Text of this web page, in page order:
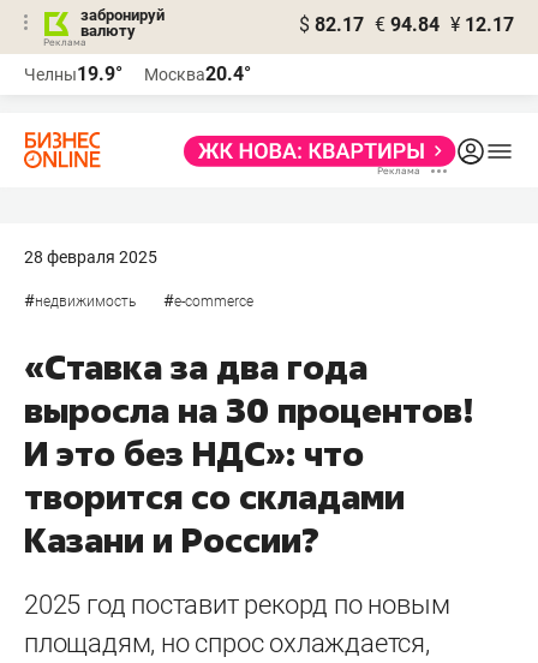
забронируй
валюту
$ 82.17 € 94.84 ¥ 12.17
Челны19.9° Москва20.4°
28 февраля 2025
#недвижимость #e-commerce
«Ставка за два года
выросла на 30 процентов!
И это без НДС»: что
творится со складами
Казани и России?
2025 год поставит рекорд по новым
площадям, но спрос охлаждается,